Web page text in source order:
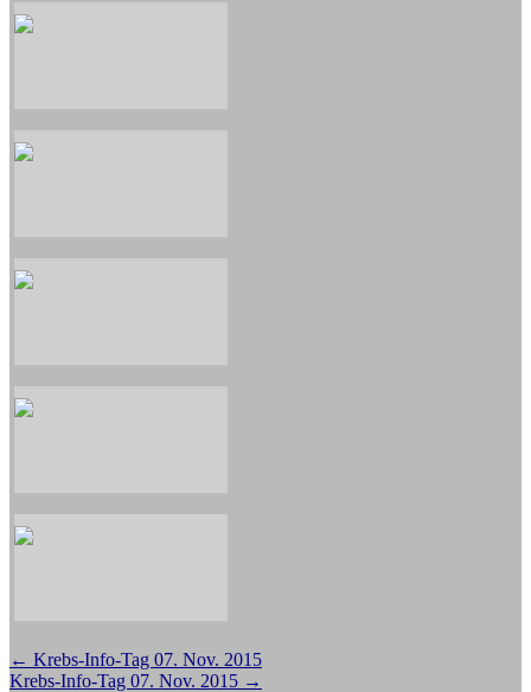
Beitragsnavigation
← Krebs-Info-Tag 07. Nov. 2015
Krebs-Info-Tag 07. Nov. 2015 →